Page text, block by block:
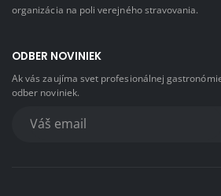
organizácia na poli verejného stravovania.
ODBER NOVINIEK
Ak vás zaujíma svet profesionálnej
odber noviniek.